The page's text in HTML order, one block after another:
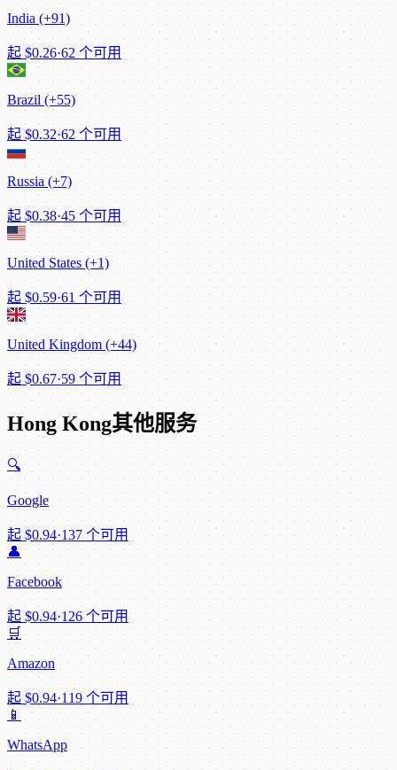
India (+91)
起 $0.26·62 个可用
Brazil (+55)
起 $0.32·62 个可用
Russia (+7)
起 $0.38·45 个可用
United States (+1)
起 $0.59·61 个可用
United Kingdom (+44)
起 $0.67·59 个可用
Hong Kong其他服务
🔍
Google
起 $0.94·137 个可用
👤
Facebook
起 $0.94·126 个可用
🛒
Amazon
起 $0.94·119 个可用
📱
WhatsApp